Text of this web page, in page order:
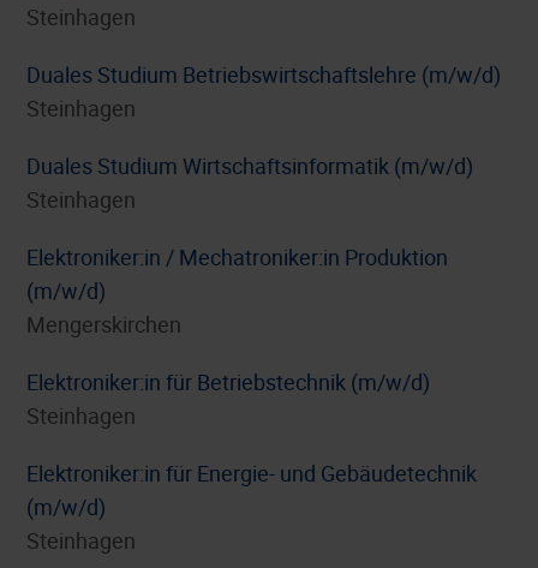
Steinhagen
Duales Studium Betriebswirtschaftslehre (m/w/d)
Steinhagen
Duales Studium Wirtschaftsinformatik (m/w/d)
Steinhagen
Elektroniker:in / Mechatroniker:in Produktion
(m/w/d)
Mengerskirchen
Elektroniker:in für Betriebstechnik (m/w/d)
Steinhagen
Elektroniker:in für Energie- und Gebäudetechnik
(m/w/d)
Steinhagen